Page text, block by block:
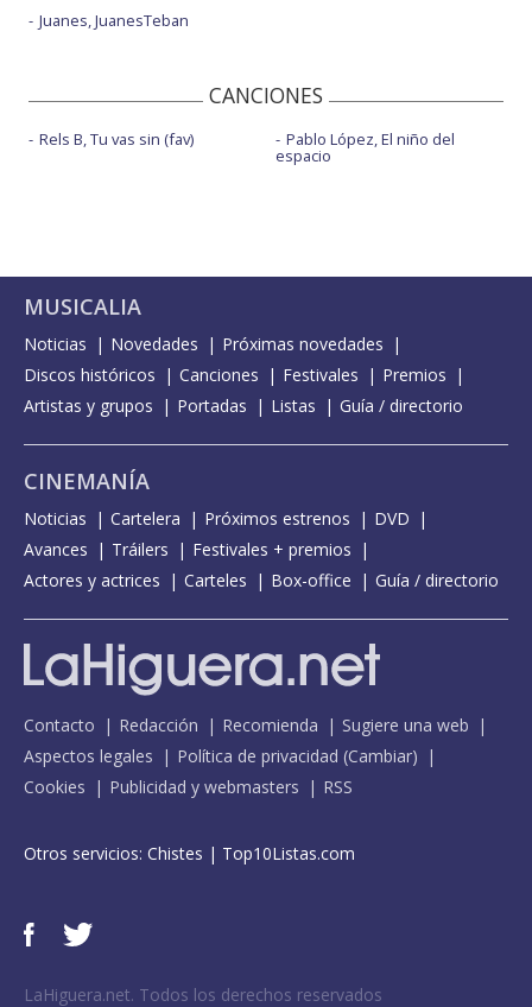
Juanes, JuanesTeban
CANCIONES
Rels B, Tu vas sin (fav) Pablo López, El niño del
espacio
MUSICALIA
Noticias Novedades
Próximas novedades
Discos históricos
Canciones Festivales
Premios
Artistas y grupos
Portadas Listas Guía / directorio
CINEMANÍA
Noticias Cartelera Próximos estrenos
DVD
Avances
Tráilers
Festivales + premios
Actores y actrices
Carteles Box-office Guía / directorio
Contacto Redacción Recomienda
Sugiere una web
Aspectos legales
Política de privacidad (Cambiar)
Cookies
Publicidad y webmasters RSS
Otros servicios: Chistes | Top10Listas.com
LaHiguera.net. Todos los derechos reservados